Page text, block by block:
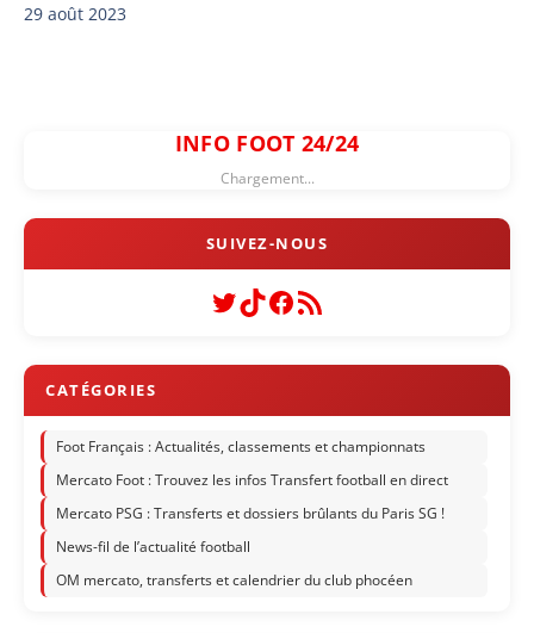
29 août 2023
INFO FOOT 24/24
Chargement...
Twitter
TikTok
Facebook
Flux RSS
Foot Français : Actualités, classements et championnats
Mercato Foot : Trouvez les infos Transfert football en direct
Mercato PSG : Transferts et dossiers brûlants du Paris SG !
News-fil de l’actualité football
OM mercato, transferts et calendrier du club phocéen